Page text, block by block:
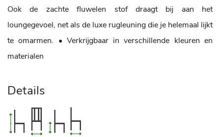
Ook de zachte fluwelen stof draagt bij aan het
loungegevoel, net als de luxe rugleuning die je helemaal lijkt
te omarmen. • Verkrijgbaar in verschillende kleuren en
materialen
Details